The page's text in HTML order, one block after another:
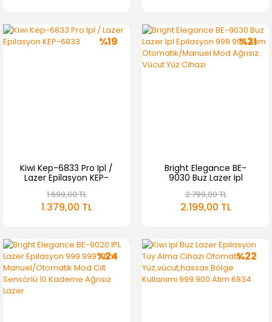
%19
Kiwi Kep-6833 Pro Ipl /
Lazer Epilasyon KEP-
1.699,00 TL
1.379,00 TL
%21
Bright Elegance BE-
9030 Buz Lazer Ipl
Otomatik/Manuel Mod
Ağrısız Vücut Yüz Cihazı
2.799,00 TL
2.199,00 TL
%24 %22